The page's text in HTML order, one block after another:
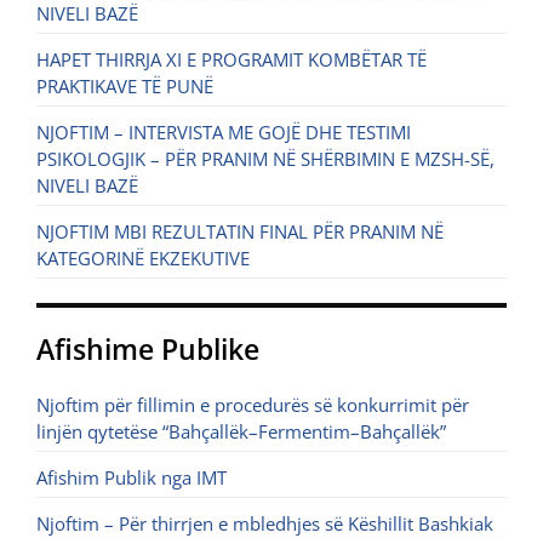
NIVELI BAZË
HAPET THIRRJA XI E PROGRAMIT KOMBËTAR TË
PRAKTIKAVE TË PUNË
NJOFTIM – INTERVISTA ME GOJË DHE TESTIMI
PSIKOLOGJIK – PËR PRANIM NË SHËRBIMIN E MZSH-SË,
NIVELI BAZË
NJOFTIM MBI REZULTATIN FINAL PËR PRANIM NË
KATEGORINË EKZEKUTIVE
Afishime Publike
Njoftim për fillimin e procedurës së konkurrimit për
linjën qytetëse “Bahçallëk–Fermentim–Bahçallëk”
Afishim Publik nga IMT
Njoftim – Për thirrjen e mbledhjes së Këshillit Bashkiak